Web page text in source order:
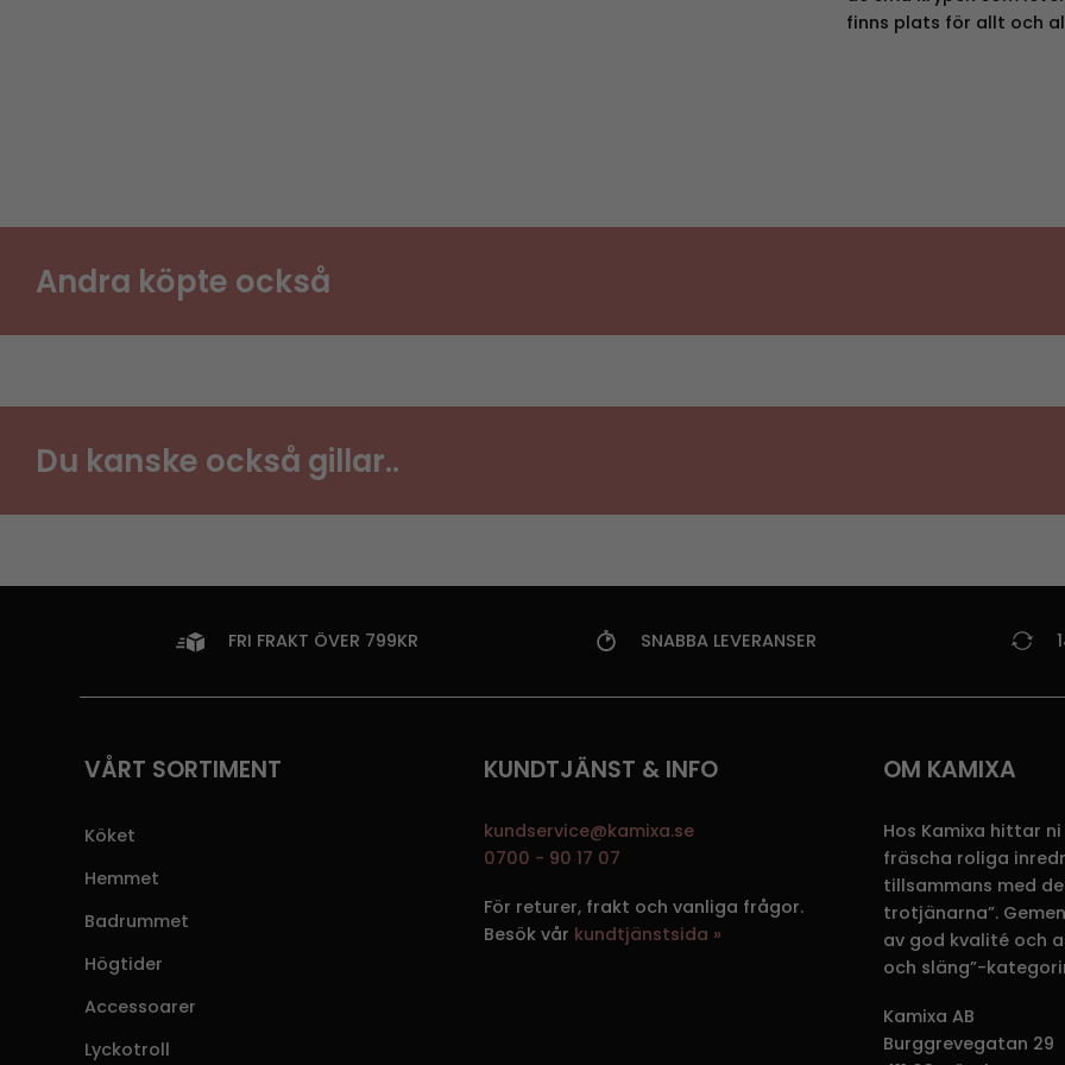
finns plats för allt och
Andra köpte också
Du kanske också gillar..
FRI FRAKT ÖVER 799KR SNABBA LEVERANSER
VÅRT SORTIMENT
Köket
Hemmet
Badrummet
Högtider
Accessoarer
Lyckotroll
KUNDTJÄNST & INFO
kundservice@kamixa.se
0700 - 90 17 07
För returer, frakt och vanliga frågor.
Besök vår kundtjänstsida »
OM KAMIXA
Hos Kamixa hittar
fräscha roliga
tillsammans med
trotjänarna”.
av god kvalité och
och släng”-
Kamixa AB
Burggrevegatan 29